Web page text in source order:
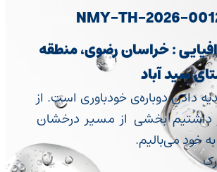
: خراسان رضوی، منطقه
سید آباد
دادنِ دوباره‌ی خودباوری است. از
داشتیم بخشی از مسیر درخشان
خود می‌بالیم.